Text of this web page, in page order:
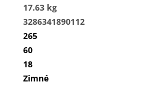
17.63 kg
3286341890112
265
60
18
Zimné